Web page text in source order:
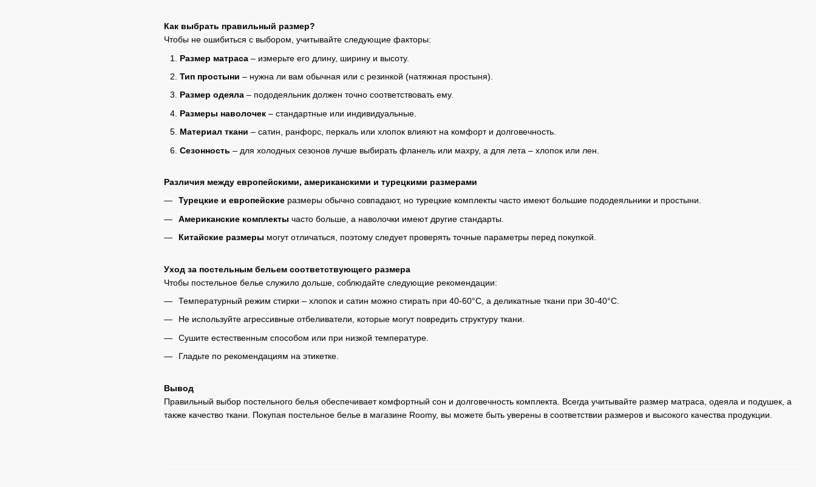
Как выбрать правильный размер?
Чтобы не ошибиться с выбором, учитывайте следующие факторы:
Размер матраса – измерьте его длину, ширину и высоту.
Тип простыни – нужна ли вам обычная или с резинкой (натяжная простыня).
Размер одеяла – пододеяльник должен точно соответствовать ему.
Размеры наволочек – стандартные или индивидуальные.
Материал ткани – сатин, ранфорс, перкаль или хлопок влияют на комфорт и долговечность.
Сезонность – для холодных сезонов лучше выбирать фланель или махру, а для лета – хлопок или лен.
Различия между европейскими, американскими и турецкими размерами
Турецкие и европейские размеры обычно совпадают, но турецкие комплекты часто имеют большие пододеяльники и простыни.
Американские комплекты часто больше, а наволочки имеют другие стандарты.
Китайские размеры могут отличаться, поэтому следует проверять точные параметры перед покупкой.
Уход за постельным бельем соответствующего размера
Чтобы постельное белье служило дольше, соблюдайте следующие рекомендации:
Температурный режим стирки – хлопок и сатин можно стирать при 40-60°C, а деликатные ткани при 30-40°C.
Не используйте агрессивные отбеливатели, которые могут повредить структуру ткани.
Сушите естественным способом или при низкой температуре.
Гладьте по рекомендациям на этикетке.
Вывод
Правильный выбор постельного белья обеспечивает комфортный сон и долговечность комплекта. Всегда учитывайте размер матраса, одеяла и подушек, а
также качество ткани. Покупая постельное белье в магазине Roomy, вы можете быть уверены в соответствии размеров и высокого качества продукции.